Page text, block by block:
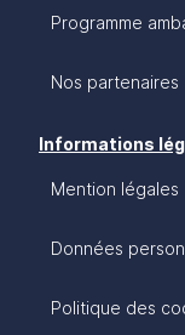
Programme
Nos partenaires
Informations
Mention légales
Données
Politique des